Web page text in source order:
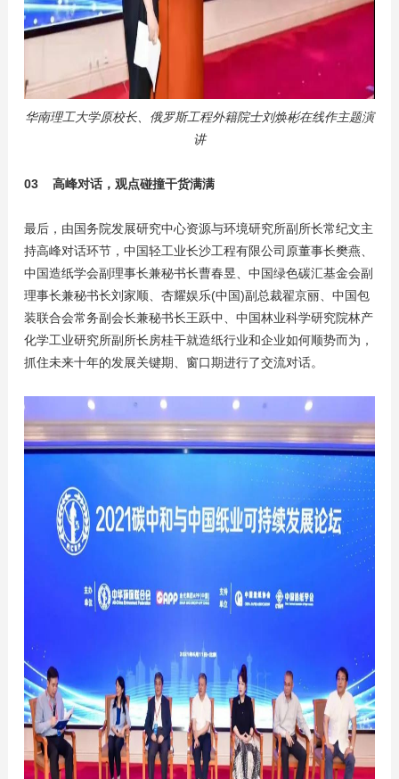
华南理工大学原校长、俄罗斯工程外籍院士刘焕彬在线作主题演
讲
03 高峰对话，观点碰撞干货满满
最后，由国务院发展研究中心资源与环境研究所副所长常纪文主
持高峰对话环节，中国轻工业长沙工程有限公司原董事长樊燕、
中国造纸学会副理事长兼秘书长曹春昱、中国绿色碳汇基金会副
理事长兼秘书长刘家顺、杏耀娱乐(中国)副总裁翟京丽、中国包
装联合会常务副会长兼秘书长王跃中、中国林业科学研究院林产
化学工业研究所副所长房桂干就造纸行业和企业如何顺势而为，
抓住未来十年的发展关键期、窗口期进行了交流对话。